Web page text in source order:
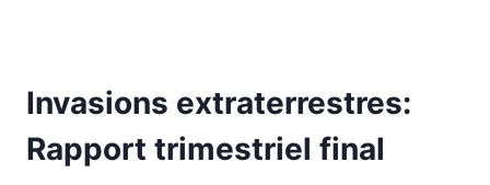
Invasions extraterrestres:
Rapport trimestriel final